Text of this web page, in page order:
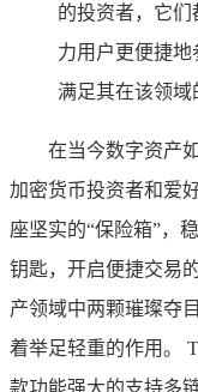
的投资者，它
力用户更便捷地
满足其在该领域
在当今数字资产
加密货币投资者和爱
座坚实的“保险箱”，
钥匙，开启便捷交易
产领域中两颗璀璨夺
着举足轻重的作用。
款功能强大的支持多